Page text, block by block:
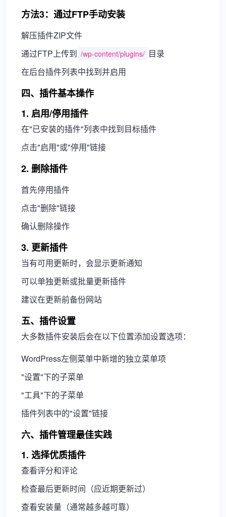
方法3：通过FTP手动安装
解压插件ZIP文件
通过FTP上传到 /wp-content/plugins/ 目录
在后台插件列表中找到并启用
四、插件基本操作
1. 启用/停用插件
在"已安装的插件"列表中找到目标插件
点击"启用"或"停用"链接
2. 删除插件
首先停用插件
点击"删除"链接
确认删除操作
3. 更新插件
当有可用更新时，会显示更新通知
可以单独更新或批量更新插件
建议在更新前备份网站
五、插件设置
大多数插件安装后会在以下位置添加设置选项：
WordPress左侧菜单中新增的独立菜单项
"设置"下的子菜单
"工具"下的子菜单
插件列表中的"设置"链接
六、插件管理最佳实践
1. 选择优质插件
查看评分和评论
检查最后更新时间（应近期更新过）
查看安装量（通常越多越可靠）